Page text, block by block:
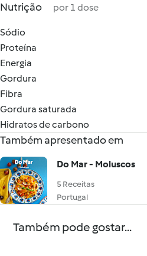
Nutrição por 1 dose
Sódio
Proteína
Energia
Gordura
Fibra
Gordura saturada
Hidratos de carbono
Também apresentado em
Do Mar - Moluscos
5 Receitas
Portugal
Também pode gostar...